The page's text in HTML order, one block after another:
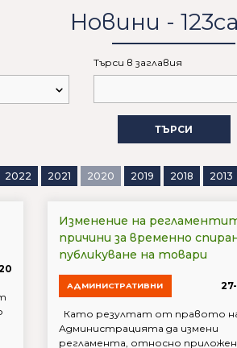
Новини -
Търси в заглавия
ТЪРСИ
2022 2021 2020 2019 2018 2013
Изменение на
причини за временно
публикуване на товари
АДМИНИСТРАТИВНИ
Като резултат от правото
Администрацията да измени
регламента, относно